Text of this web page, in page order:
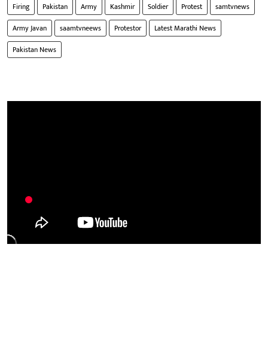
Firing Pakistan Army Kashmir Soldier Protest
samtvnews
Army Javan
saamtvneews Protestor
Latest Marathi News
Pakistan News